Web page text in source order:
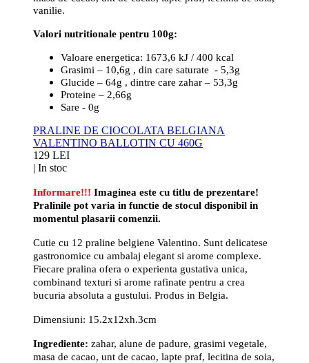
vanilie.
Valori nutritionale pentru 100g:
Valoare energetica: 1673,6 kJ / 400 kcal
Grasimi – 10,6g , din care saturate - 5,3g
Glucide – 64g , dintre care zahar – 53,3g
Proteine – 2,66g
Sare - 0g
PRALINE DE CIOCOLATA BELGIANA
VALENTINO BALLOTIN CU 460G
129 LEI
| In stoc
Informare!!! Imaginea este cu titlu de prezentare!
Pralinile pot varia in functie de stocul disponibil in
momentul plasarii comenzii.
Cutie cu 12 praline belgiene Valentino. Sunt delicatese
gastronomice cu ambalaj elegant si arome complexe.
Fiecare pralina ofera o experienta gustativa unica,
combinand texturi si arome rafinate pentru a crea
bucuria absoluta a gustului. Produs in Belgia.
Dimensiuni: 15.2x12xh.3cm
Ingrediente: zahar, alune de padure, grasimi vegetale,
masa de cacao, unt de cacao, lapte praf, lecitina de soia,